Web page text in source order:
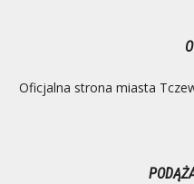
Oficjalna strona miasta